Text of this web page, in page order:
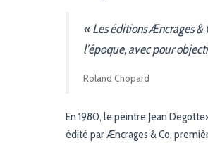
« Les éditions Æncrages &
l’époque, avec pour
Roland Chopard
En 1980, le peintre Jean
édité par Æncrages & Co,